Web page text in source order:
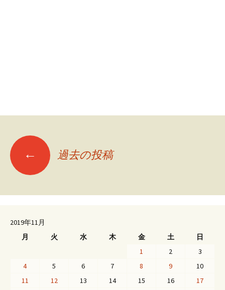
投
稿
ナ
ビ
ゲ
← 過去の投稿
2019年11月
月
火 水 木 金 土
日
1
2
3
4
5 6 7 8 9
10
11
12 13 14 15 16
17